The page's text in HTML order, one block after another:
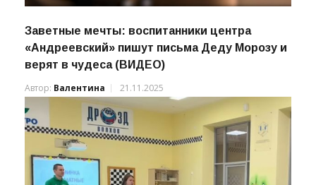
Заветные мечты: воспитанники центра
верят в чудеса (ВИДЕО)
Автор:
Валентина 21.11.2025